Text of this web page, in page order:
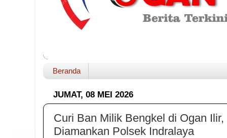
Beranda
JUMAT, 08 MEI 2026
Curi Ban Milik Bengkel di Ogan
Diamankan Polsek Indralaya